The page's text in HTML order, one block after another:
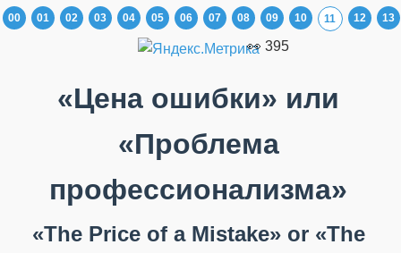
00 01 02 03 04 05 06 07 08 09 10 11 12 13
👀 395
«Цена ошибки» или
«Проблема
профессионализма»
«The Price of a Mistake» or «The